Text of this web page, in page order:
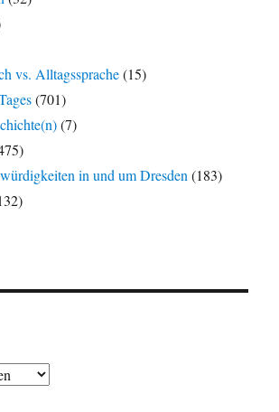
vs. Alltagssprache(15)
(701)
(7)
in und um Dresden(183)